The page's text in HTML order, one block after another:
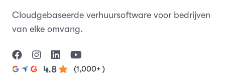
Cloudgebaseerde verhuursoftware voor bedrijven
van elke omvang.
4.8 (1,000+ )